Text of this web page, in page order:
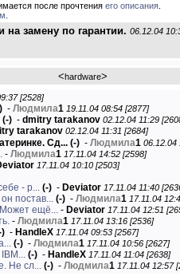
после прочтения его описания
замену по гарантии. 06.12.04
<hardware>
[2528]
- Людмила1 19.11.04 08:54 [2877]
(-) - dmitry tarakanov 02.12.04 11:29
tarakanov 02.12.04 11:31 [2684]
Сд... (-) - Людмила1 06.12.04
- Людмила1 17.11.04 14:52 [2598]
17.11.04 10:10 [2503]
- р... (-) - Deviator 17.11.04 11:40
постав... (-) - Людмила1 17.11.04
Может ещё... - Deviator 17.11.04 12:51
- Людмила1 17.11.04 13:16 [2536]
) - HandleX 17.11.04 09:53 [2567]
(-) - Людмила1 17.11.04 10:56 [2627]
(-) - HandleX 17.11.04 11:04 [2638]
Не сл... (-) - Людмила1 17.11.04 12:57